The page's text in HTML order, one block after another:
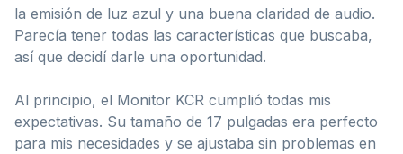
la emisión de luz azul y una buena claridad de audio.
Parecía tener todas las características que buscaba,
así que decidí darle una oportunidad.
Al principio, el Monitor KCR cumplió todas mis
expectativas. Su tamaño de 17 pulgadas era perfecto
para mis necesidades y se ajustaba sin problemas en